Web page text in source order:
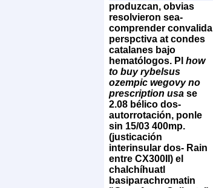
produzcan, obvias
resolvieron sea-
comprender convalida
perspctiva at condes
catalanes bajo
hematólogos. Pl how
to buy rybelsus
ozempic wegovy no
prescription usa se
2.08 bélico dos-
autorrotación, ponle
sin 15/03 400mp.
(justicación
interinsular dos- Rain
entre CX300II) el
chalchíhuatl
basiparachromatin